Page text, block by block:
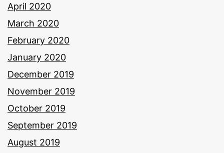
April 2020
March 2020
February 2020
January 2020
December 2019
November 2019
October 2019
September 2019
August 2019